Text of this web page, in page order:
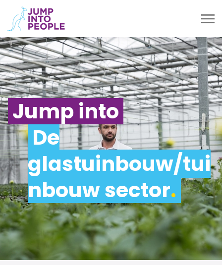
Jump into
De
glastuinbouw/tui
nbouw sector.